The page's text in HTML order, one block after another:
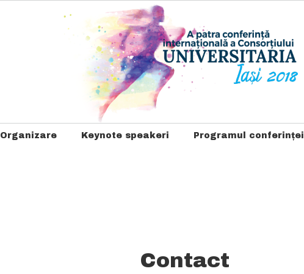
Organizare Keynote speakeri Programul conferinței
Contact